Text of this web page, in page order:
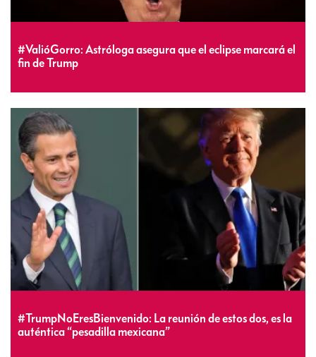
#ValióGorro: Astróloga asegura que el eclipse marcará el
fin de Trump
#TrumpNoEresBienvenido: La reunión de estos dos, es la
auténtica “pesadilla mexicana”